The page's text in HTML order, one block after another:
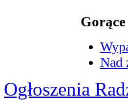
Nad
Ogłoszenia